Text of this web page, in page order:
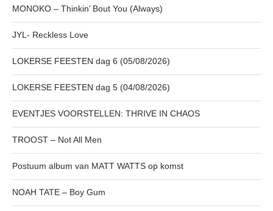
MONOKO – Thinkin’ Bout You (Always)
JYL- Reckless Love
LOKERSE FEESTEN dag 6 (05/08/2026)
LOKERSE FEESTEN dag 5 (04/08/2026)
EVENTJES VOORSTELLEN: THRIVE IN CHAOS
TROOST – Not All Men
Postuum album van MATT WATTS op komst
NOAH TATE – Boy Gum